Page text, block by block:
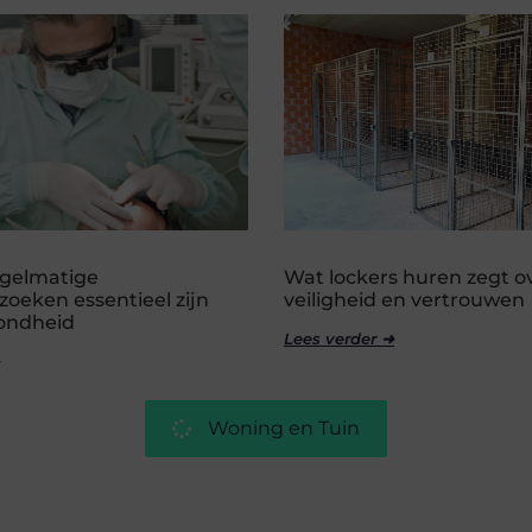
essentieel zijn
Wat lockers huren zegt
veiligheid en vertrouwen
Lees verder ➜
Woning en Tuin